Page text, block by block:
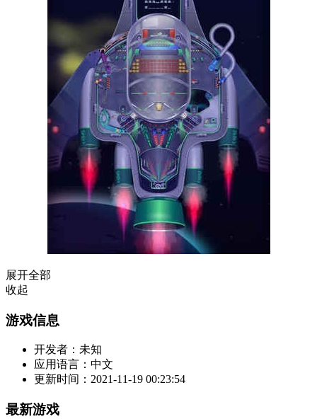
展开全部
收起
游戏信息
开发者： 未知
应用语言： 中文
更新时间： 2021-11-19 00:23:54
最新游戏